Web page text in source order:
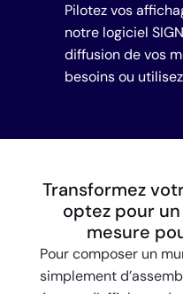
Pilotez vos
notre logiciel
diffusion de vos
besoins ou
Transformez
optez pour
mesure
Pour composer un
simplement